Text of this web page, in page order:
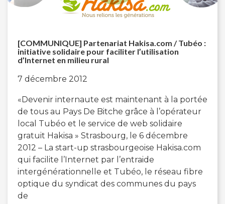
[COMMUNIQUE] Partenariat Hakisa.com / Tubéo :
initiative solidaire pour faciliter l’utilisation
d’Internet en milieu rural
7 décembre 2012
«Devenir internaute est maintenant à la portée
de tous au Pays De Bitche grâce à l’opérateur
local Tubéo et le service de web solidaire
gratuit Hakisa » Strasbourg, le 6 décembre
2012 – La start-up strasbourgeoise Hakisa.com
qui facilite l’Internet par l’entraide
intergénérationnelle et Tubéo, le réseau fibre
optique du syndicat des communes du pays
de